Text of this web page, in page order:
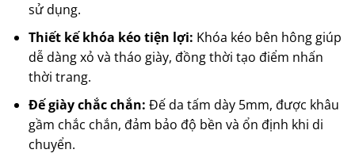
sử dụng.
Thiết kế khóa kéo tiện lợi: Khóa kéo bên hông giúp
dễ dàng xỏ và tháo giày, đồng thời tạo điểm nhấn
thời trang.
Đế giày chắc chắn: Đế da tấm dày 5mm, được khâu
gầm chắc chắn, đảm bảo độ bền và ổn định khi di
chuyển.